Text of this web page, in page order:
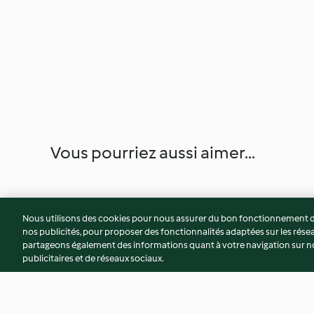
Vous pourriez aussi aimer...
Nous utilisons des cookies pour nous assurer du bon
nos publicités, pour proposer des fonctionnalités adaptées sur les
partageons également des informations quant à votre navigation sur
publicitaires et de réseaux sociaux.